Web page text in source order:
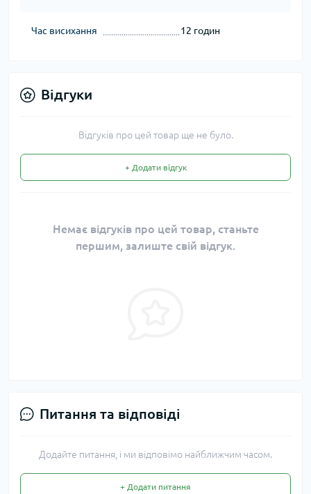
Час висихання 12 годин
Відгуки
Відгуків про цей товар ще не було.
+ Додати відгук
Немає відгуків про цей товар, станьте
першим, залиште свій відгук.
Питання та відповіді
Додайте питання, і ми відповімо найближчим часом.
+ Додати питання